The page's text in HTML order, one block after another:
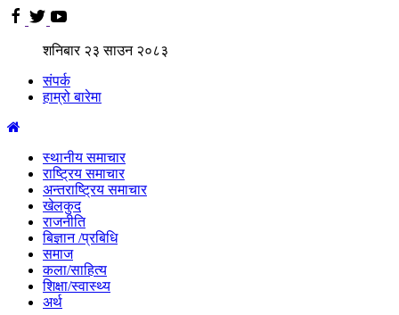
शनिबार २३साउन २०८३
संपर्क
हाम्रो बारेमा
स्थानीय समाचार
राष्ट्रिय समाचार
अन्तराष्ट्रिय समाचार
खेलकुद
राजनीति
बिज्ञान /प्रबिधि
समाज
कला/साहित्य
शिक्षा/स्वास्थ्य
अर्थ